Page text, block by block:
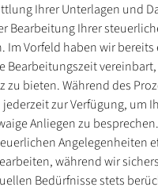
Ihrer Unterlagen und
Bearbeitung Ihrer
Im Vorfeld haben wir bereits
Bearbeitungszeit
zu bieten. Während des
zur Verfügung, um
Anliegen zu
Angelegenheiten
während wir
Bedürfnisse stets